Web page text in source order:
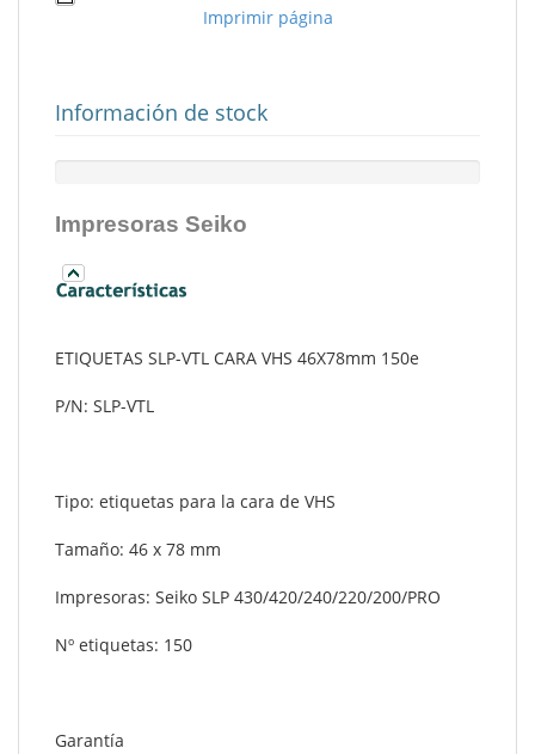
Imprimir página
Información de stock
Impresoras Seiko
ETIQUETAS SLP-VTL CARA VHS 46X78mm 150e
P/N: SLP-VTL
Tipo: etiquetas para la cara de VHS
Tamaño: 46 x 78 mm
Impresoras: Seiko SLP 430/420/240/220/200/PRO
Nº etiquetas: 150
Garantía